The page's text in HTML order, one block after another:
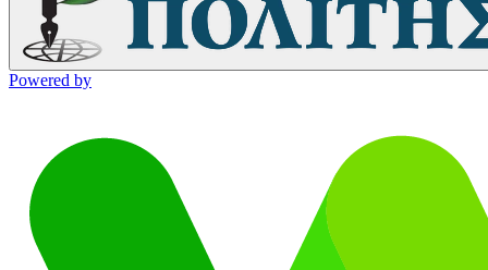
Powered by